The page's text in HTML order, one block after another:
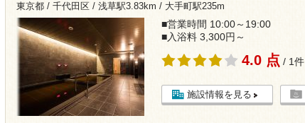
東京都 / 千代田区 / 浅草駅3.83km / 大手町駅235m
■営業時間 10:00～19:00
■入浴料 3,300円～
4.0 点 / 1件
施設情報を見る